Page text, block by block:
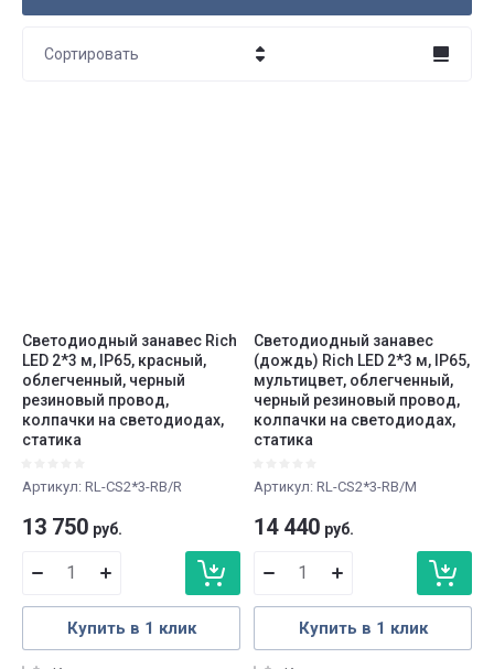
Сортировать
Светодиодный занавес Rich
LED 2*3 м, IP65, красный,
облегченный, черный
резиновый провод,
колпачки на светодиодах,
статика
Артикул: RL-CS2*3-RB/R
13 750 руб.
Купить в 1 клик
Светодиодный занавес
(дождь) Rich LED 2*3 м, IP65,
мультицвет, облегченный,
черный резиновый провод,
колпачки на светодиодах,
статика
Артикул: RL-CS2*3-RB/M
14 440 руб.
Купить в 1 клик